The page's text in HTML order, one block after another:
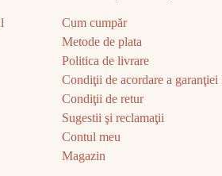
Cum cumpăr
Metode de plata
Politica de livrare
Condiţii de acordare a
Condiţii de retur
Sugestii şi reclamaţii
Contul meu
Magazin